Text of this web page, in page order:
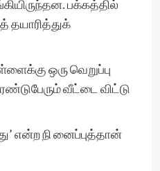
பக்கத்தில்
தயாரித்துக்
ஒரு வெறுப்பு
வீட்டை விட்டு
என்ற நி னைப்புத்தான்